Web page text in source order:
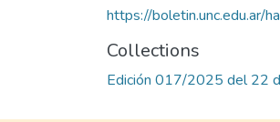
https://
Collections
Edición 017/2025 del 22